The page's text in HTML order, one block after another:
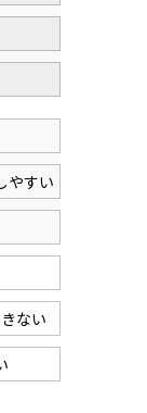
やすい
ない